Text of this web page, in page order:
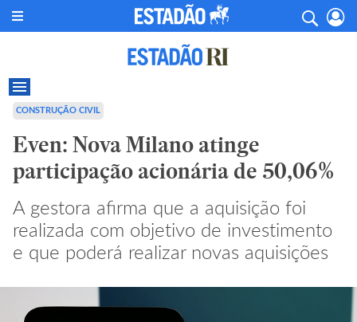
CONSTRUÇÃO CIVIL
Even: Nova Milano atinge
participação acionária de 50,06%
A gestora afirma que a aquisição foi
realizada com objetivo de investimento
e que poderá realizar novas aquisições